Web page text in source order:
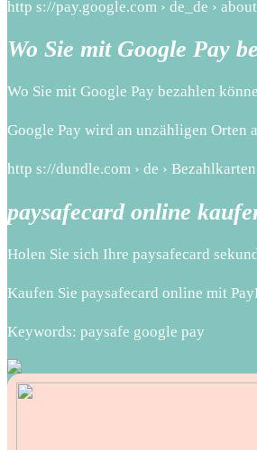
http s://pay.google.com › de_de ›
Wo Sie mit Google Pay
Wo Sie mit Google Pay bezahlen
Google Pay wird an unzähligen Orten
http s://dundle.com › de › Bezahlkarten
paysafecard online
Holen Sie sich Ihre paysafecard
Kaufen Sie paysafecard online mit
Keywords: paysafe google pay